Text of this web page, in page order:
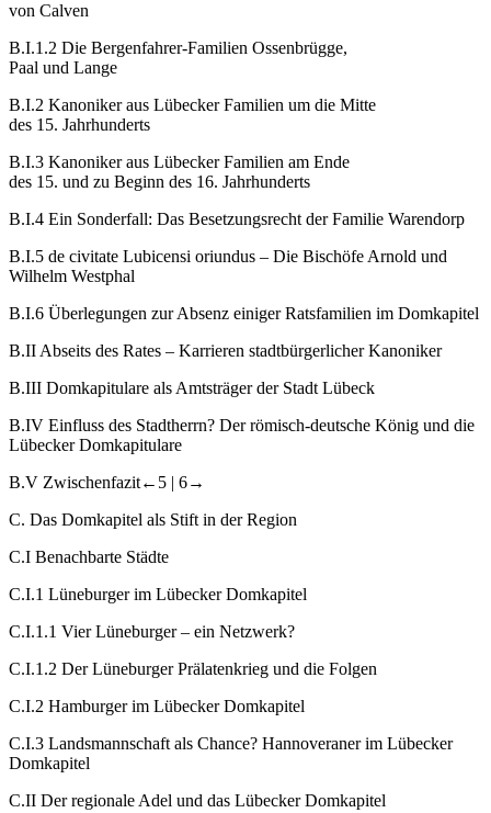
von Calven
B.I.1.2 Die Bergenfahrer-Familien Ossenbrügge,
Paal und Lange
B.I.2 Kanoniker aus Lübecker Familien um die Mitte
des 15. Jahrhunderts
B.I.3 Kanoniker aus Lübecker Familien am Ende
des 15. und zu Beginn des 16. Jahrhunderts
B.I.4 Ein Sonderfall: Das Besetzungsrecht der Familie Warendorp
B.I.5 de civitate Lubicensi oriundus – Die Bischöfe Arnold und
Wilhelm Westphal
B.I.6 Überlegungen zur Absenz einiger Ratsfamilien im Domkapitel
B.II Abseits des Rates – Karrieren stadtbürgerlicher Kanoniker
B.III Domkapitulare als Amtsträger der Stadt Lübeck
B.IV Einfluss des Stadtherrn? Der römisch-deutsche König und die
Lübecker Domkapitulare
B.V Zwischenfazit←5 | 6→
C. Das Domkapitel als Stift in der Region
C.I Benachbarte Städte
C.I.1 Lüneburger im Lübecker Domkapitel
C.I.1.1 Vier Lüneburger – ein Netzwerk?
C.I.1.2 Der Lüneburger Prälatenkrieg und die Folgen
C.I.2 Hamburger im Lübecker Domkapitel
C.I.3 Landsmannschaft als Chance? Hannoveraner im Lübecker
Domkapitel
C.II Der regionale Adel und das Lübecker Domkapitel